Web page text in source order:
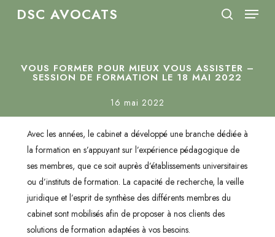
DSC AVOCATS Menu
VOUS FORMER POUR MIEUX VOUS ASSISTER –
SESSION DE FORMATION LE 18 MAI 2022
16 mai 2022
Avec les années, le cabinet a développé une branche dédiée à
la formation en s’appuyant sur l’expérience pédagogique de
ses membres, que ce soit auprès d’établissements universitaires
ou d’instituts de formation. La capacité de recherche, la veille
juridique et l’esprit de synthèse des différents membres du
cabinet sont mobilisés afin de proposer à nos clients des
solutions de formation adaptées à vos besoins.